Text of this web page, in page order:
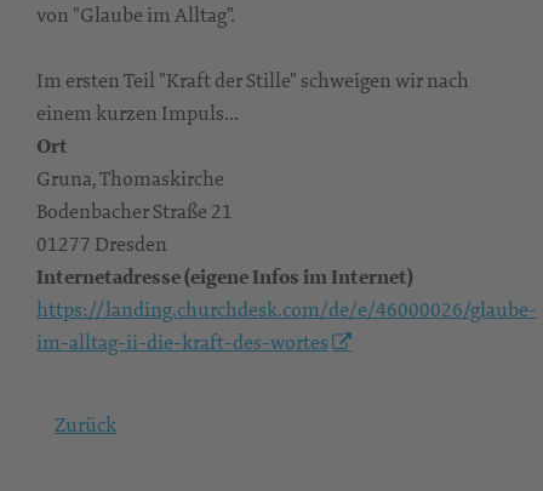
von "Glaube im Alltag".
Im ersten Teil "Kraft der Stille" schweigen wir nach
einem kurzen Impuls...
Ort
Gruna, Thomaskirche
Bodenbacher Straße 21
01277 Dresden
Internetadresse (eigene Infos im Internet)
https://landing.churchdesk.com/de/e/46000026/glaube-
im-alltag-ii-die-kraft-des-wortes
Zurück